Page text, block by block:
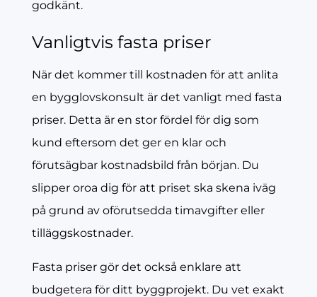
godkänt.
Vanligtvis fasta priser
När det kommer till kostnaden för att anlita
en bygglovskonsult är det vanligt med fasta
priser. Detta är en stor fördel för dig som
kund eftersom det ger en klar och
förutsägbar kostnadsbild från början. Du
slipper oroa dig för att priset ska skena iväg
på grund av oförutsedda timavgifter eller
tilläggskostnader.
Fasta priser gör det också enklare att
budgetera för ditt byggprojekt. Du vet exakt